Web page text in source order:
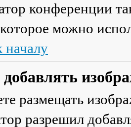
конференции
можно
началу
размещать
разрешил